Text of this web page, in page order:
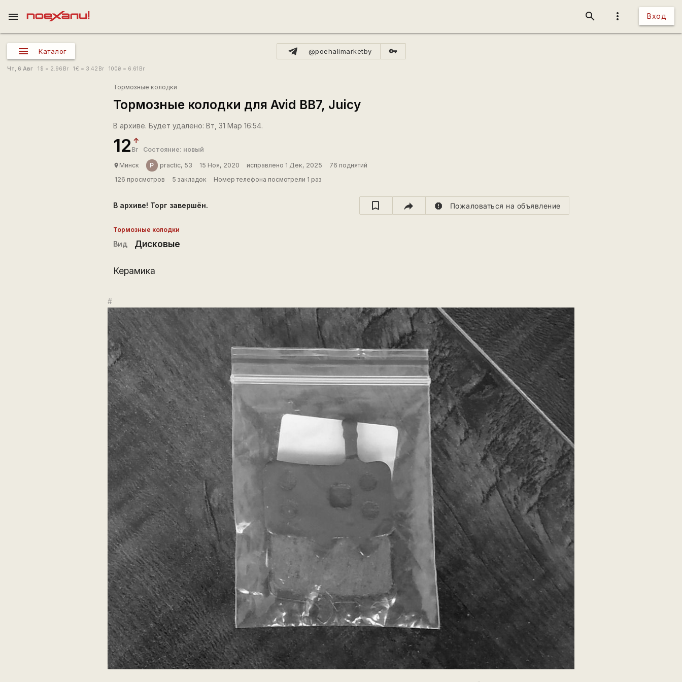
more_vert Вход
search
menu
Каталог @poehalimarketby vpn_key
Чт, 6 Авг 1 $ = 2.96 Br 1€ = 3.42 Br 100₴ = 6.61 Br
Тормозные колодки
Тормозные колодки для Avid BB7, Juicy
В архиве. Будет удалено: Вт, 31 Мар 16:54.
12 Br Состояние: новый
place Минск P practic, 53 15 Ноя, 2020 исправлено 1 Дек, 2025
76 поднятий
126 просмотров
5 закладок Номер телефона посмотрели 1 раз
В архиве! Торг завершён. report Пожаловаться на объявление
Тормозные колодки
Вид Дисковые
Керамика
#